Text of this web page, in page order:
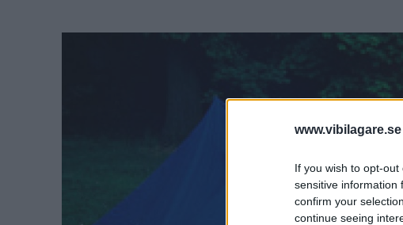
www.vibilagare.se
If you wish to opt-
sensitive information
confirm your
continue seeing